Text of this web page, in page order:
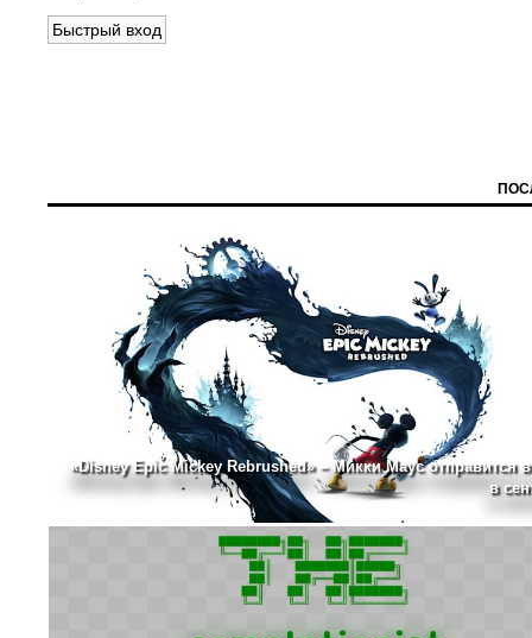
«Disney Epic Mickey Rebrushed» – Микки Маус отправится
в